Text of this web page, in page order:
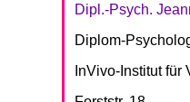
Dipl.-Psych.
Diplom-
InVivo-Institut für